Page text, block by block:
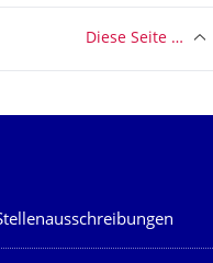
Diese Seite …